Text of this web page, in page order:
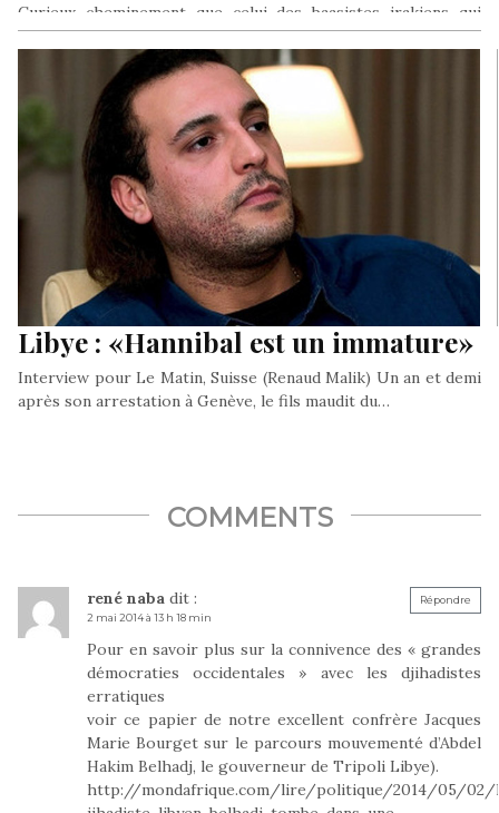
Curieux cheminement que celui des baasistes irakiens qui
passeront sans coup férir, de parangon de la laïcité à l’une
Libye : «Hannibal est un immature»
Interview pour Le Matin, Suisse (Renaud Malik) Un an et demi
après son arrestation à Genève, le fils maudit du…
COMMENTS
rené naba dit :
2 mai 2014 à 13 h 18 min
Pour en savoir plus sur la connivence des « grandes
démocraties occidentales » avec les djihadistes
erratiques
voir ce papier de notre excellent confrère Jacques
Marie Bourget sur le parcours mouvementé d’Abdel
Hakim Belhadj, le gouverneur de Tripoli Libye).
http://mondafrique.com/lire/politique/2014/05/
Répondre